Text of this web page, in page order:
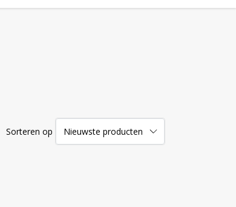
Sorteren op